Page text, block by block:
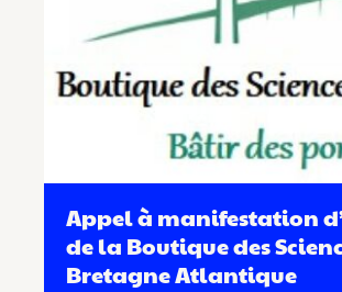
Appel à manifestation
de la Boutique des
Bretagne Atlantique